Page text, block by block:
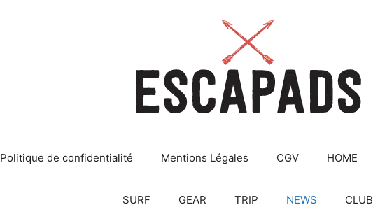
Politique de confidentialité Mentions Légales CGV HOME
SURF GEAR TRIP NEWS CLUB